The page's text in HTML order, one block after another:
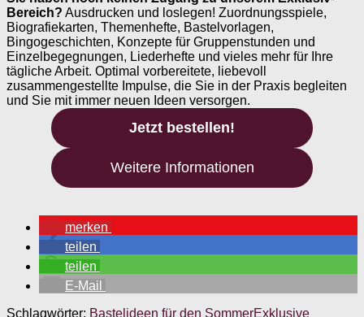
Bereich? Ausdrucken und loslegen! Zuordnungsspiele,
Biografiekarten, Themenhefte, Bastelvorlagen,
Bingogeschichten, Konzepte für Gruppenstunden und
Einzelbegegnungen, Liederhefte und vieles mehr für Ihre
tägliche Arbeit. Optimal vorbereitete, liebevoll
zusammengestellte Impulse, die Sie in der Praxis begleiten
und Sie mit immer neuen Ideen versorgen.
Jetzt bestellen!
Weitere Informationen
merken
teilen
teilen
E-Mail
Schlagwörter: Bastelideen für den SommerExklusive